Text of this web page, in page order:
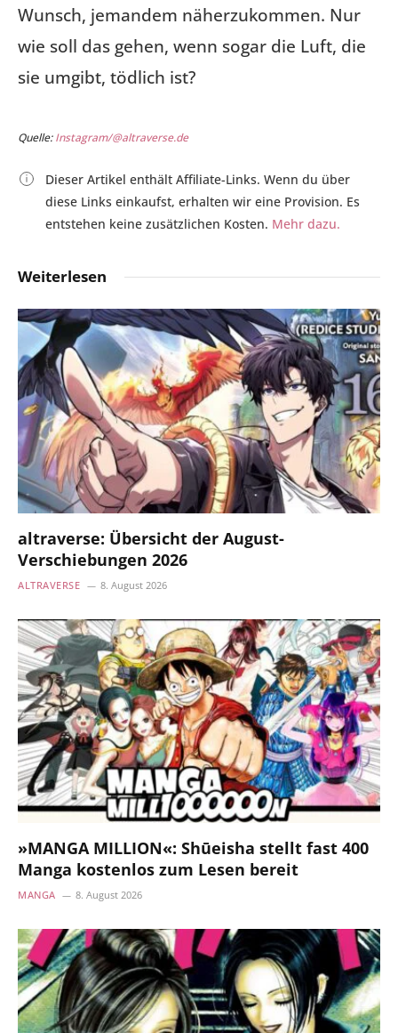
Wunsch, jemandem näherzukommen. Nur
wie soll das gehen, wenn sogar die Luft, die
sie umgibt, tödlich ist?
Quelle:Instagram/@altraverse.de
Dieser Artikel enthält Affiliate-Links. Wenn du über
diese Links einkaufst, erhalten wir eine Provision. Es
entstehen keine zusätzlichen Kosten. Mehr dazu.
Weiterlesen
altraverse: Übersicht der August-
Verschiebungen 2026
ALTRAVERSE 8. August 2026
»MANGA MILLION«: Shūeisha stellt fast 400
Manga kostenlos zum Lesen bereit
MANGA 8. August 2026